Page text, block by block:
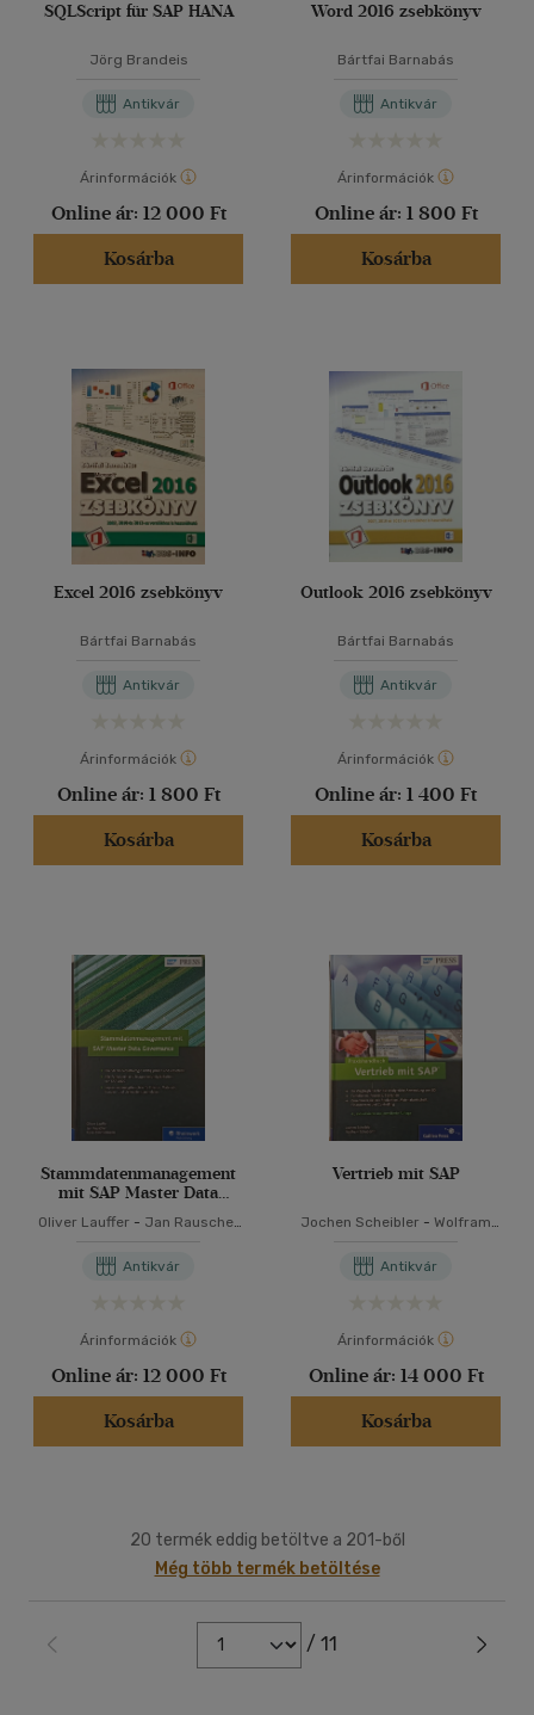
SQLScript für SAP HANA
Jörg Brandeis
Antikvár
Árinformációk
Online ár: 12 000 Ft
Kosárba
Word 2016 zsebkönyv
Bártfai Barnabás
Antikvár
Árinformációk
Online ár: 1 800 Ft
Kosárba
Excel 2016 zsebkönyv
Bártfai Barnabás
Antikvár
Árinformációk
Online ár: 1 800 Ft
Kosárba
Outlook 2016 zsebkönyv
Bártfai Barnabás
Antikvár
Árinformációk
Online ár: 1 400 Ft
Kosárba
Stammdatenmanagement
mit SAP Master Data
Governance
Oliver Lauffer - Jan Rauscher
Antikvár
Árinformációk
Online ár: 12 000 Ft
Kosárba
Vertrieb mit SAP
Jochen Scheibler - Wolfram
Antikvár
Árinformációk
Online ár: 14 000 Ft
Kosárba
20 termék eddig betöltve a 201-ből
Még több termék betöltése
/ 11